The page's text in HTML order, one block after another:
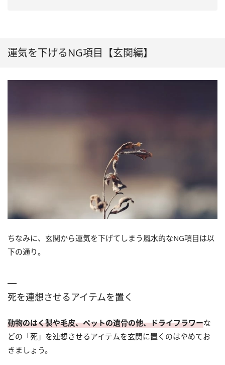
運気を下げるNG項目【玄関編】
ちなみに、玄関から運気を下げてしまう風水的なNG項目は以
下の通り。
死を連想させるアイテムを置く
動物のはく製や毛皮、ペットの遺骨の他、ドライフラワーな
どの「死」を連想させるアイテムを玄関に置くのはやめてお
きましょう。